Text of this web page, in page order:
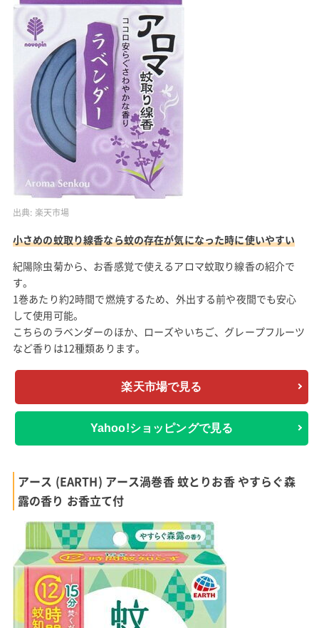
出典: 楽天市場
小さめの蚊取り線香なら蚊の存在が気になった時に使いやすい
紀陽除虫菊から、お香感覚で使えるアロマ蚊取り線香の紹介で
す。
1巻あたり約2時間で燃焼するため、外出する前や夜間でも安心
して使用可能。
こちらのラベンダーのほか、ローズやいちご、グレープフルーツ
など香りは12種類あります。
楽天市場で見る
Yahoo!ショッピングで見る
アース (EARTH) アース渦巻香 蚊とりお香 やすらぐ森
露の香り お香立て付